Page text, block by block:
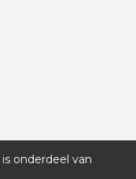
is onderdeel van